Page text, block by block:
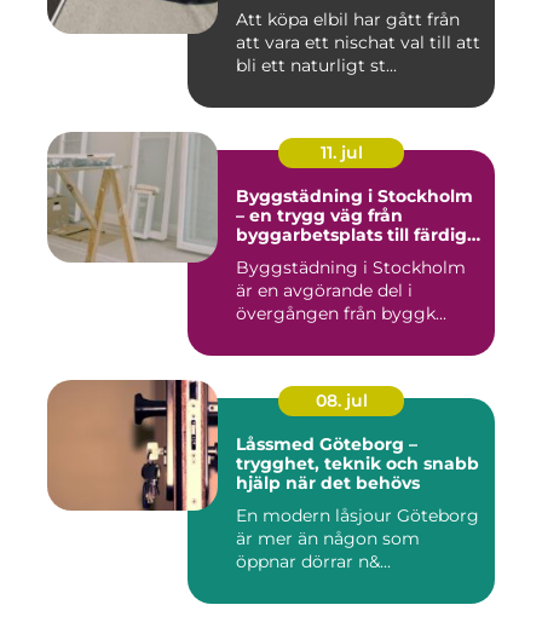
Att köpa elbil har gått från
att vara ett nischat val till att
bli ett naturligt st...
11. jul
Byggstädning i Stockholm
– en trygg väg från
byggarbetsplats till färdig
Byggstädning i Stockholm
är en avgörande del i
övergången från byggk...
08. jul
Låssmed Göteborg –
trygghet, teknik och snabb
hjälp när det behövs
En modern låsjour Göteborg
är mer än någon som
öppnar dörrar n&...